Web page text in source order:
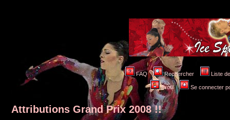
FAQ Rechercher Liste
Profil Se connecter
Attributions Grand Prix 2008 !!